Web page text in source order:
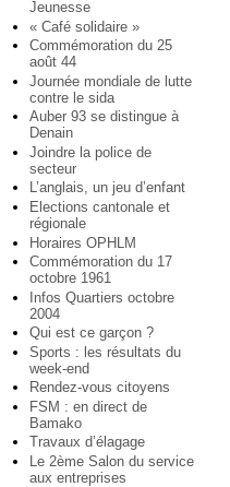
Jeunesse
« Café solidaire »
Commémoration du 25
août 44
Journée mondiale de lutte
contre le sida
Auber 93 se distingue à
Denain
Joindre la police de
secteur
L’anglais, un jeu d’enfant
Elections cantonale et
régionale
Horaires OPHLM
Commémoration du 17
octobre 1961
Infos Quartiers octobre
2004
Qui est ce garçon ?
Sports : les résultats du
week-end
Rendez-vous citoyens
FSM : en direct de
Bamako
Travaux d’élagage
Le 2ème Salon du service
aux entreprises